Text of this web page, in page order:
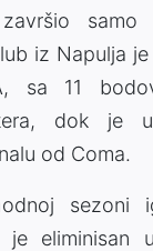
iz Napulja
sa 11
dok je
od Coma.
sezoni
je eliminisan